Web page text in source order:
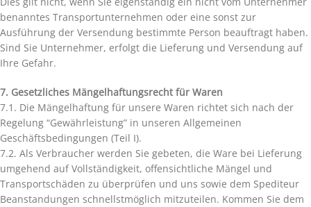
benanntes Transportunternehmen oder eine sonst zur
Ausführung der Versendung bestimmte Person beauftragt haben.
Sind Sie Unternehmer, erfolgt die Lieferung und Versendung auf
Ihre Gefahr.
7. Gesetzliches Mängelhaftungsrecht für Waren
7.1. Die Mängelhaftung für unsere Waren richtet sich nach der
Regelung “Gewährleistung” in unseren Allgemeinen
Geschäftsbedingungen (Teil I).
7.2. Als Verbraucher werden Sie gebeten, die Ware bei Lieferung
umgehend auf Vollständigkeit, offensichtliche Mängel und
Transportschäden zu überprüfen und uns sowie dem Spediteur
Beanstandungen schnellstmöglich mitzuteilen. Kommen Sie dem